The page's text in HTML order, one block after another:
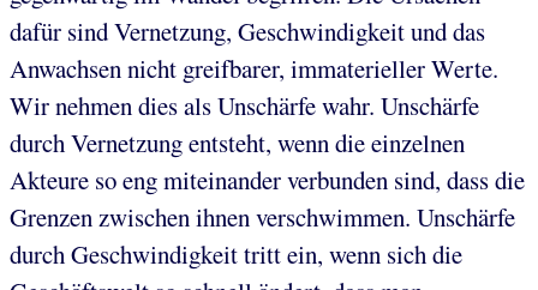
dafür sind Vernetzung, Geschwindigkeit und das
Anwachsen nicht greifbarer, immaterieller Werte.
Wir nehmen dies als Unschärfe wahr. Unschärfe
durch Vernetzung entsteht, wenn die einzelnen
Akteure so eng miteinander verbunden sind, dass die
Grenzen zwischen ihnen verschwimmen. Unschärfe
durch Geschwindigkeit tritt ein, wenn sich die